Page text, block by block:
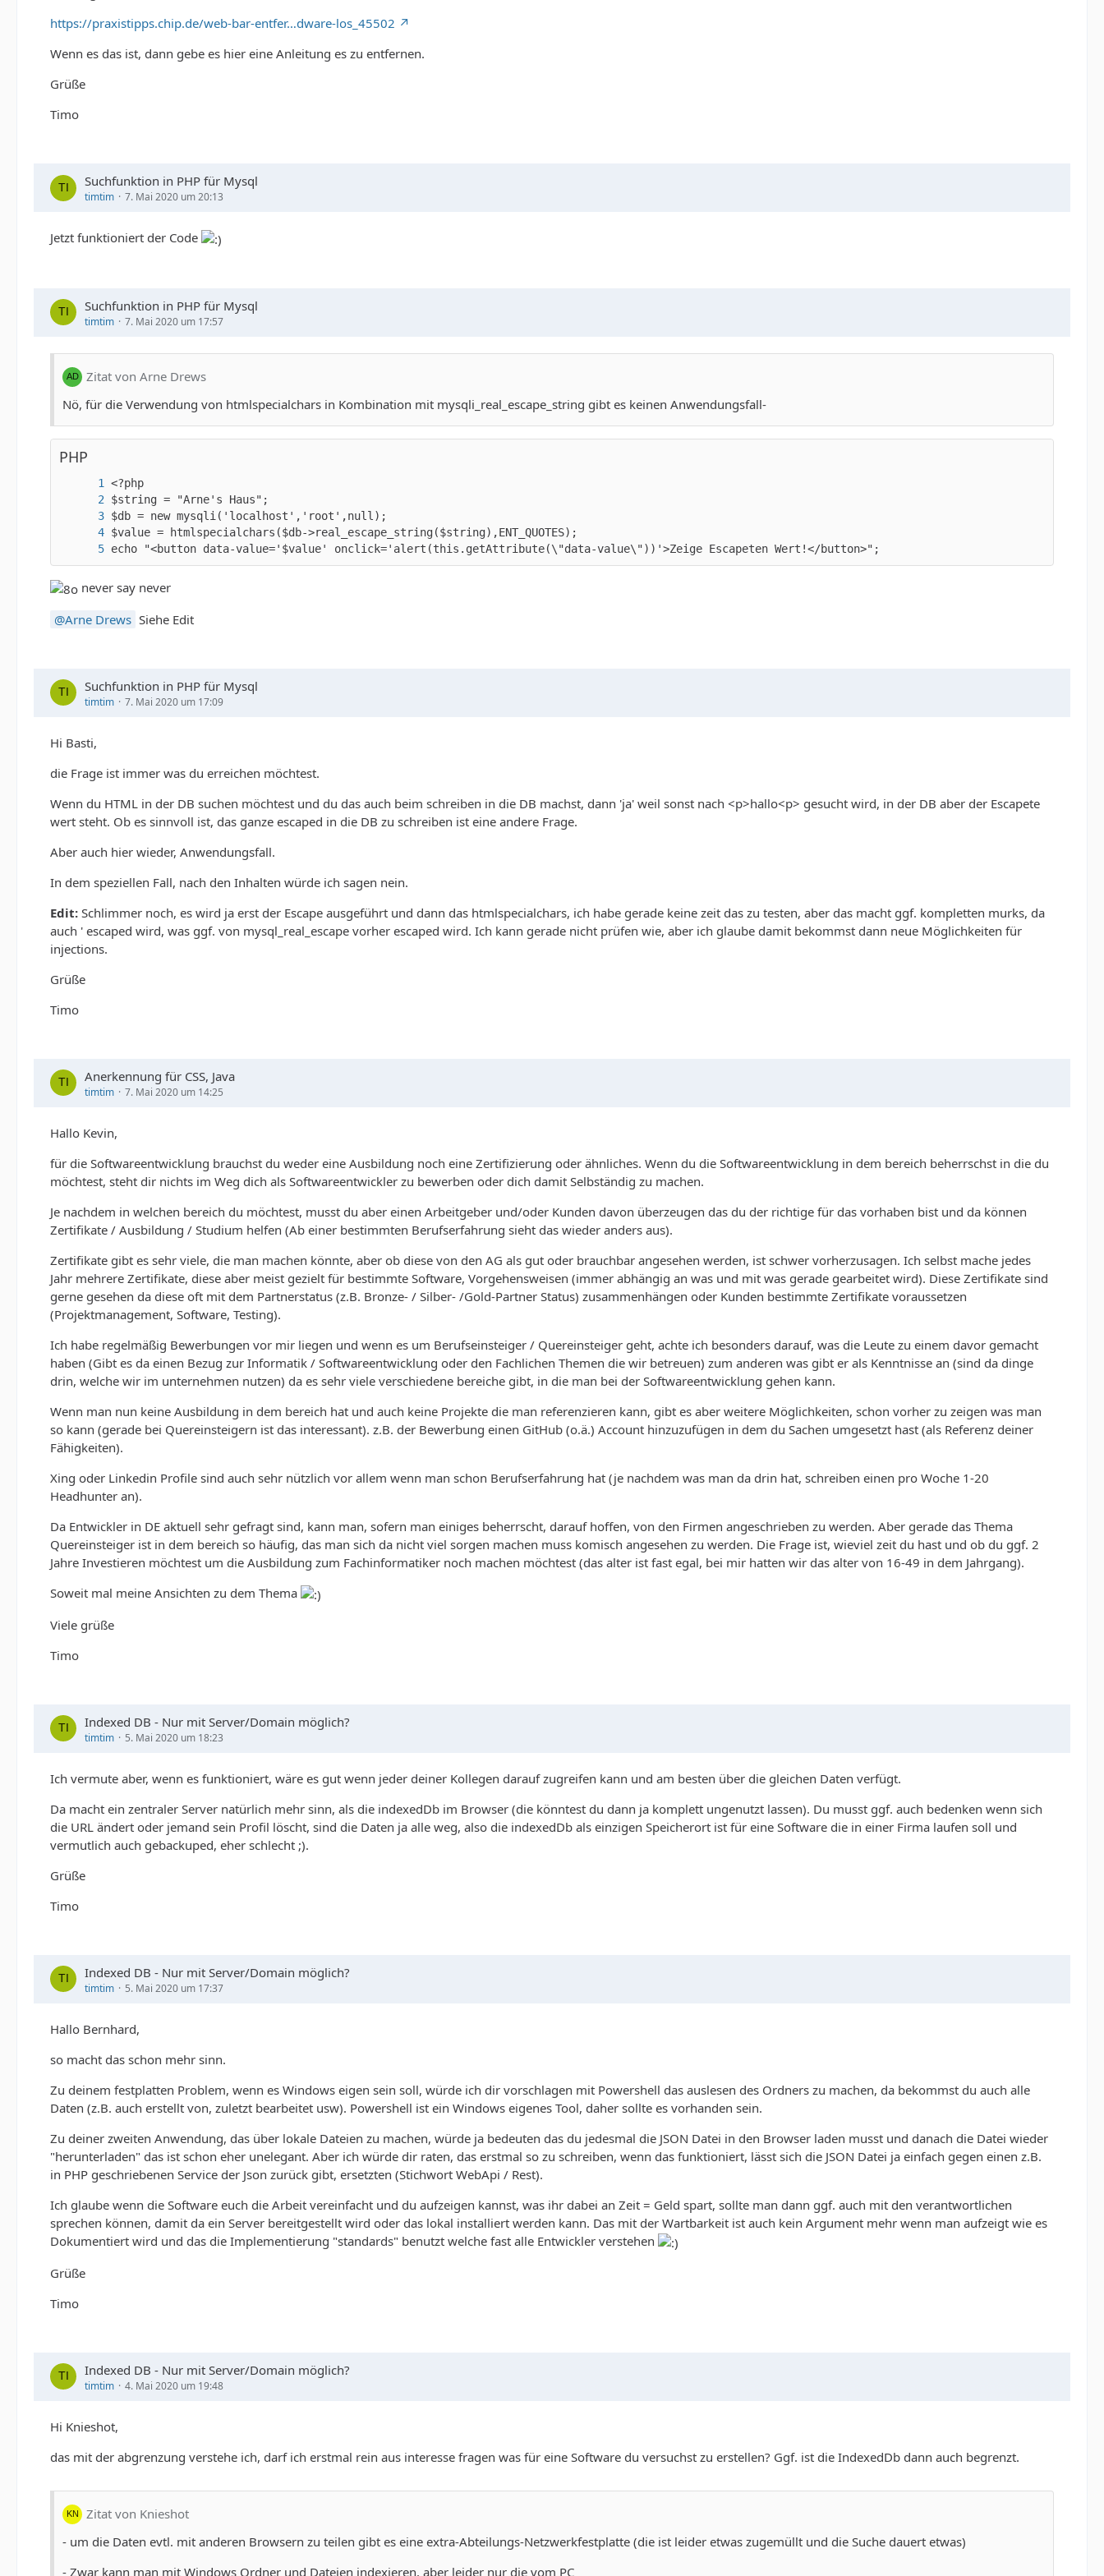
https://praxistipps.chip.de/web-bar-entfer…dware-los_45502
Wenn es das ist, dann gebe es hier eine Anleitung es zu entfernen.
Grüße
Timo
Suchfunktion in PHP für Mysql
timtim 7. Mai 2020 um 20:13
Jetzt funktioniert der Code
Suchfunktion in PHP für Mysql
timtim 7. Mai 2020 um 17:57
Zitat von Arne Drews
Nö, für die Verwendung von htmlspecialchars in Kombination mit mysqli_real_escape_string gibt es keinen Anwendungsfall-
PHP
echo "<button data-value='$value' onclick='alert(this.getAttribute(\"data-value\"))'>Zeige Escapeten Wert!</button>";
never say never
Arne Drews Siehe Edit
Suchfunktion in PHP für Mysql
timtim 7. Mai 2020 um 17:09
Hi Basti,
die Frage ist immer was du erreichen möchtest.
Wenn du HTML in der DB suchen möchtest und du das auch beim schreiben in die DB machst, dann 'ja' weil sonst nach <p>hallo<p> gesucht wird, in der DB aber der Escapete
wert steht. Ob es sinnvoll ist, das ganze escaped in die DB zu schreiben ist eine andere Frage.
Aber auch hier wieder, Anwendungsfall.
In dem speziellen Fall, nach den Inhalten würde ich sagen nein.
Edit: Schlimmer noch, es wird ja erst der Escape ausgeführt und dann das htmlspecialchars, ich habe gerade keine zeit das zu testen, aber das macht ggf. kompletten murks, da
auch ' escaped wird, was ggf. von mysql_real_escape vorher escaped wird. Ich kann gerade nicht prüfen wie, aber ich glaube damit bekommst dann neue Möglichkeiten für
injections.
Grüße
Timo
Anerkennung für CSS, Java
timtim 7. Mai 2020 um 14:25
Hallo Kevin,
für die Softwareentwicklung brauchst du weder eine Ausbildung noch eine Zertifizierung oder ähnliches. Wenn du die Softwareentwicklung in dem bereich beherrschst in die du
möchtest, steht dir nichts im Weg dich als Softwareentwickler zu bewerben oder dich damit Selbständig zu machen.
Je nachdem in welchen bereich du möchtest, musst du aber einen Arbeitgeber und/oder Kunden davon überzeugen das du der richtige für das vorhaben bist und da können
Zertifikate / Ausbildung / Studium helfen (Ab einer bestimmten Berufserfahrung sieht das wieder anders aus).
Zertifikate gibt es sehr viele, die man machen könnte, aber ob diese von den AG als gut oder brauchbar angesehen werden, ist schwer vorherzusagen. Ich selbst mache jedes
Jahr mehrere Zertifikate, diese aber meist gezielt für bestimmte Software, Vorgehensweisen (immer abhängig an was und mit was gerade gearbeitet wird). Diese Zertifikate sind
gerne gesehen da diese oft mit dem Partnerstatus (z.B. Bronze- / Silber- /Gold-Partner Status) zusammenhängen oder Kunden bestimmte Zertifikate voraussetzen
(Projektmanagement, Software, Testing).
Ich habe regelmäßig Bewerbungen vor mir liegen und wenn es um Berufseinsteiger / Quereinsteiger geht, achte ich besonders darauf, was die Leute zu einem davor gemacht
haben (Gibt es da einen Bezug zur Informatik / Softwareentwicklung oder den Fachlichen Themen die wir betreuen) zum anderen was gibt er als Kenntnisse an (sind da dinge
drin, welche wir im unternehmen nutzen) da es sehr viele verschiedene bereiche gibt, in die man bei der Softwareentwicklung gehen kann.
Wenn man nun keine Ausbildung in dem bereich hat und auch keine Projekte die man referenzieren kann, gibt es aber weitere Möglichkeiten, schon vorher zu zeigen was man
so kann (gerade bei Quereinsteigern ist das interessant). z.B. der Bewerbung einen GitHub (o.ä.) Account hinzuzufügen in dem du Sachen umgesetzt hast (als Referenz deiner
Fähigkeiten).
Xing oder Linkedin Profile sind auch sehr nützlich vor allem wenn man schon Berufserfahrung hat (je nachdem was man da drin hat, schreiben einen pro Woche 1-20
Headhunter an).
Da Entwickler in DE aktuell sehr gefragt sind, kann man, sofern man einiges beherrscht, darauf hoffen, von den Firmen angeschrieben zu werden. Aber gerade das Thema
Quereinsteiger ist in dem bereich so häufig, das man sich da nicht viel sorgen machen muss komisch angesehen zu werden. Die Frage ist, wieviel zeit du hast und ob du ggf. 2
Jahre Investieren möchtest um die Ausbildung zum Fachinformatiker noch machen möchtest (das alter ist fast egal, bei mir hatten wir das alter von 16-49 in dem Jahrgang).
Soweit mal meine Ansichten zu dem Thema
Viele grüße
Timo
Indexed DB - Nur mit Server/Domain möglich?
timtim 5. Mai 2020 um 18:23
Ich vermute aber, wenn es funktioniert, wäre es gut wenn jeder deiner Kollegen darauf zugreifen kann und am besten über die gleichen Daten verfügt.
Da macht ein zentraler Server natürlich mehr sinn, als die indexedDb im Browser (die könntest du dann ja komplett ungenutzt lassen). Du musst ggf. auch bedenken wenn sich
die URL ändert oder jemand sein Profil löscht, sind die Daten ja alle weg, also die indexedDb als einzigen Speicherort ist für eine Software die in einer Firma laufen soll und
vermutlich auch gebackuped, eher schlecht ;).
Grüße
Timo
Indexed DB - Nur mit Server/Domain möglich?
timtim 5. Mai 2020 um 17:37
Hallo Bernhard,
so macht das schon mehr sinn.
Zu deinem festplatten Problem, wenn es Windows eigen sein soll, würde ich dir vorschlagen mit Powershell das auslesen des Ordners zu machen, da bekommst du auch alle
Daten (z.B. auch erstellt von, zuletzt bearbeitet usw). Powershell ist ein Windows eigenes Tool, daher sollte es vorhanden sein.
Zu deiner zweiten Anwendung, das über lokale Dateien zu machen, würde ja bedeuten das du jedesmal die JSON Datei in den Browser laden musst und danach die Datei wieder
"herunterladen" das ist schon eher unelegant. Aber ich würde dir raten, das erstmal so zu schreiben, wenn das funktioniert, lässt sich die JSON Datei ja einfach gegen einen z.B.
in PHP geschriebenen Service der Json zurück gibt, ersetzten (Stichwort WebApi / Rest).
Ich glaube wenn die Software euch die Arbeit vereinfacht und du aufzeigen kannst, was ihr dabei an Zeit = Geld spart, sollte man dann ggf. auch mit den verantwortlichen
sprechen können, damit da ein Server bereitgestellt wird oder das lokal installiert werden kann. Das mit der Wartbarkeit ist auch kein Argument mehr wenn man aufzeigt wie es
Dokumentiert wird und das die Implementierung "standards" benutzt welche fast alle Entwickler verstehen
Grüße
Timo
Indexed DB - Nur mit Server/Domain möglich?
timtim 4. Mai 2020 um 19:48
Hi Knieshot,
das mit der abgrenzung verstehe ich, darf ich erstmal rein aus interesse fragen was für eine Software du versuchst zu erstellen? Ggf. ist die IndexedDb dann auch begrenzt.
Zitat von Knieshot
- um die Daten evtl. mit anderen Browsern zu teilen gibt es eine extra-Abteilungs-Netzwerkfestplatte (die ist leider etwas zugemüllt und die Suche dauert etwas)
- Zwar kann man mit Windows Ordner und Dateien indexieren, aber leider nur die vom PC